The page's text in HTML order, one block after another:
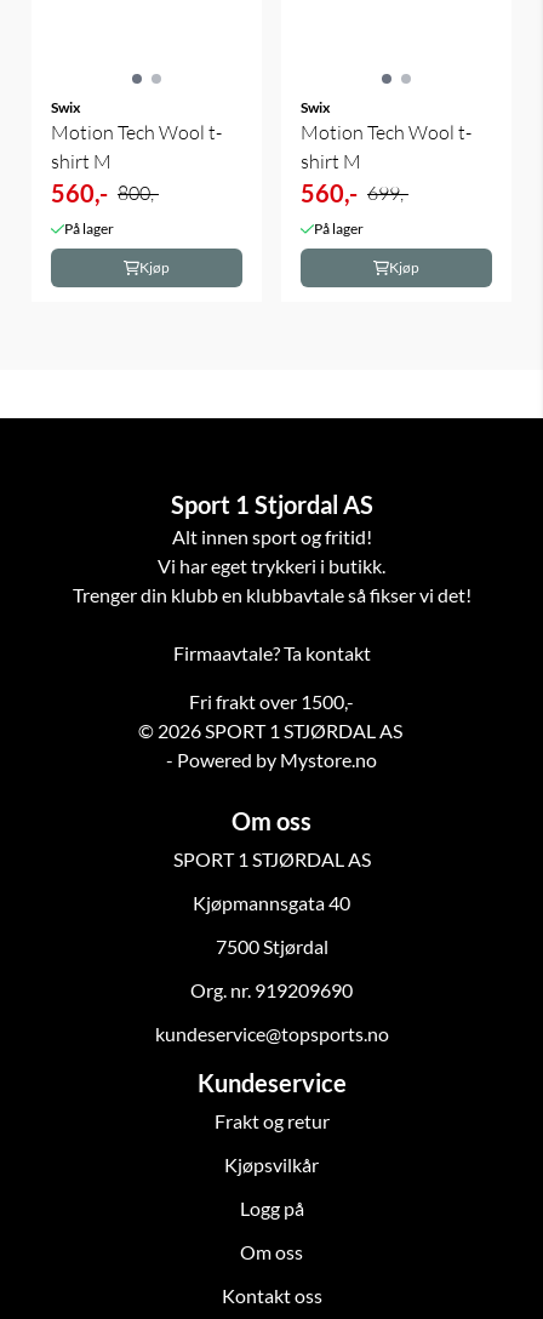
Swix
Motion Tech Wool t-
shirt M
560,- 800,-
På lager
Kjøp
Swix
Motion Tech Wool t-
shirt M
560,- 699,-
På lager
Kjøp
Sport 1 Stjordal AS
Alt innen sport og fritid!
Vi har eget trykkeri i butikk.
Trenger din klubb en klubbavtale så fikser vi det!
Firmaavtale? Ta kontakt
Fri frakt over 1500,-
© 2026 SPORT 1 STJØRDAL AS
- Powered by Mystore.no
Om oss
SPORT 1 STJØRDAL AS
Kjøpmannsgata 40
7500 Stjørdal
Org. nr. 919209690
kundeservice@topsports.no
Kundeservice
Frakt og retur
Kjøpsvilkår
Logg på
Om oss
Kontakt oss